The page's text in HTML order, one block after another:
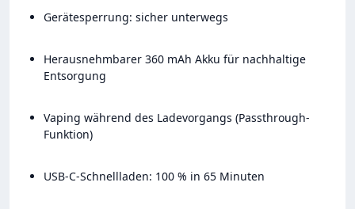
Gerätesperrung: sicher unterwegs
Herausnehmbarer 360 mAh Akku für nachhaltige
Entsorgung
Vaping während des Ladevorgangs (Passthrough-
Funktion)
USB-C-Schnellladen: 100 % in 65 Minuten